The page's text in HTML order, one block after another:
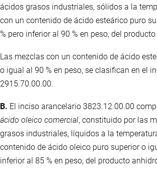
ácidos grasos industriales, sólidos a la
con un contenido de ácido esteárico puro
% pero inferior al 90 % en peso, del
Las mezclas con un contenido de ácido
o igual al 90 % en peso, se clasifican en el
2915.70.00.00.
B. El inciso arancelario 3823.12.00.00
ácido oleico comercial, constituido por las
grasos industriales, líquidos a la
contenido de ácido oleico puro superior o
inferior al 85 % en peso, del producto